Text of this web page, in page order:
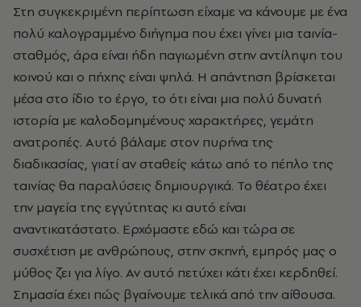
Στη συγκεκριμένη περίπτωση είχαμε να κάνουμε με ένα
πολύ καλογραμμένο διήγημα που έχει γίνει μια ταινία-
σταθμός, άρα είναι ήδη παγιωμένη στην αντίληψη του
κοινού και ο πήχης είναι ψηλά. Η απάντηση βρίσκεται
μέσα στο ίδιο το έργο, το ότι είναι μια πολύ δυνατή
ιστορία με καλοδομημένους χαρακτήρες, γεμάτη
ανατροπές. Αυτό βάλαμε στον πυρήνα της
διαδικασίας, γιατί αν σταθείς κάτω από το πέπλο της
ταινίας θα παραλύσεις δημιουργικά. Το θέατρο έχει
την μαγεία της εγγύτητας κι αυτό είναι
αναντικατάστατο. Ερχόμαστε εδώ και τώρα σε
συσχέτιση με ανθρώπους, στην σκηνή, εμπρός μας ο
μύθος ζει για λίγο. Αν αυτό πετύχει κάτι έχει κερδηθεί.
Σημασία έχει πώς βγαίνουμε τελικά από την αίθουσα.